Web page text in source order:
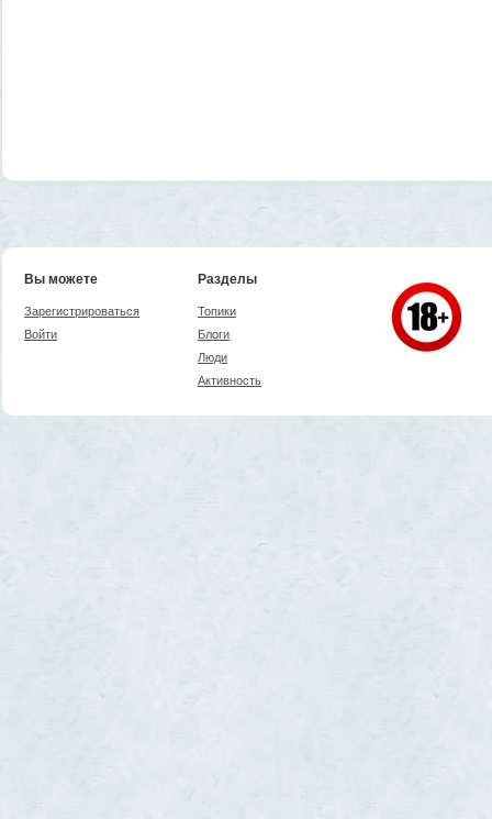
Вы можете
Зарегистрироваться
Войти
Разделы
Топики
Блоги
Люди
Активность